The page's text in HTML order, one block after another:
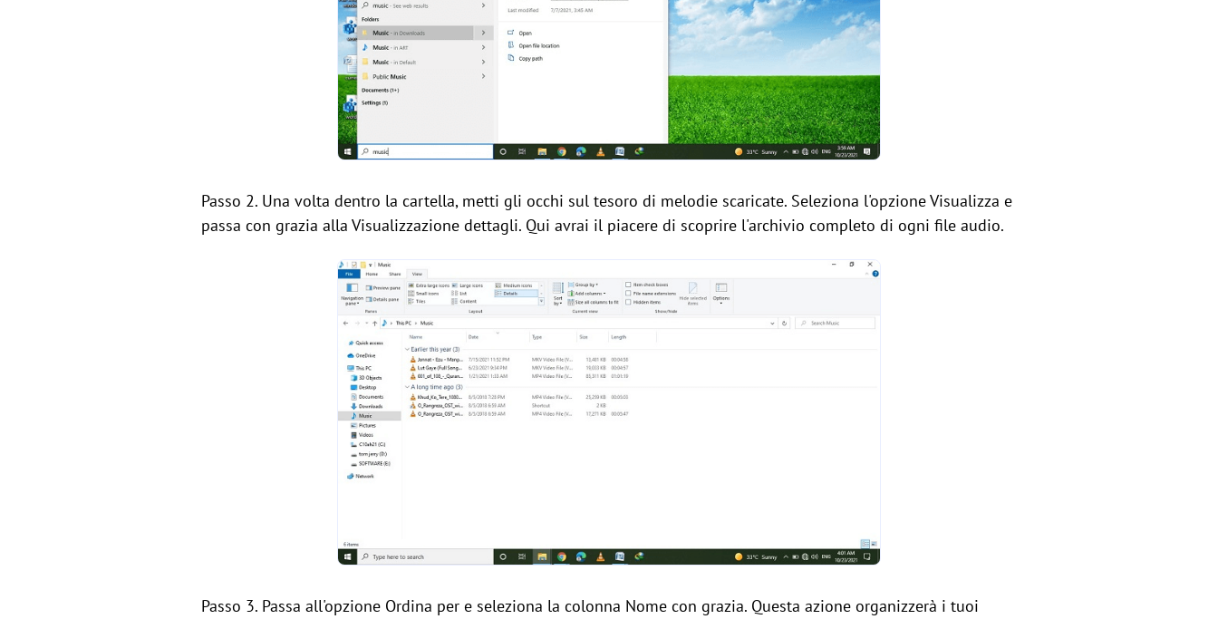
Passo 2. Una volta dentro la cartella, metti gli occhi sul tesoro di melodie scaricate. Seleziona l'opzione Visualizza e
passa con grazia alla Visualizzazione dettagli. Qui avrai il piacere di scoprire l'archivio completo di ogni file audio.
Passo 3. Passa all'opzione Ordina per e seleziona la colonna Nome con grazia. Questa azione organizzerà i tuoi